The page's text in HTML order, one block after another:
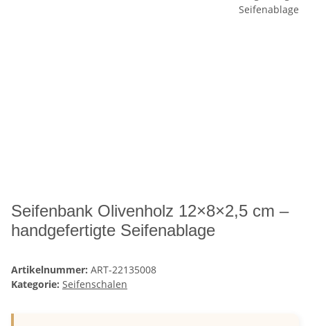
Seifenbank Olivenholz 12×8×2,5 cm –
handgefertigte Seifenablage
Artikelnummer: ART-22135008
Kategorie: Seifenschalen